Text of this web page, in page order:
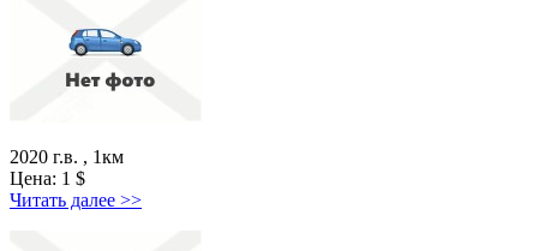
2020 г.в. , 1км
Цена: 1 $
Читать далее >>